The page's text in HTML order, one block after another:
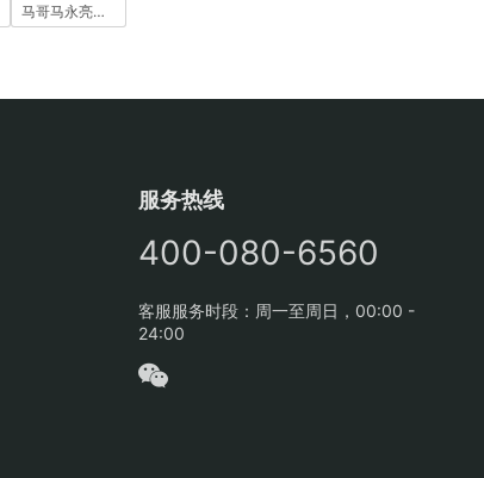
马哥马永亮，马哥linux讲师，马哥教育ceo
服务热线
400-080-6560
客服服务时段：周一至周日，00:00 -
24:00